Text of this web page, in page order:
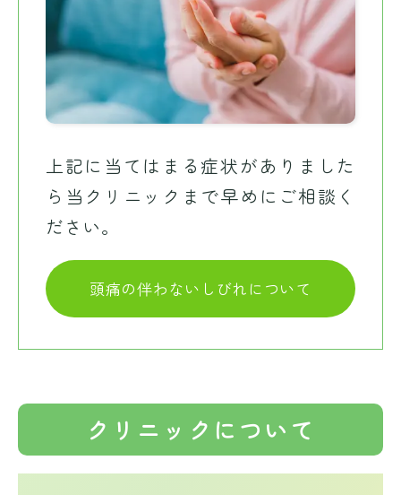
上記に当てはまる症状がありました
ら当クリニックまで早めにご相談く
ださい。
頭痛の伴わないしびれについて
クリニックについて